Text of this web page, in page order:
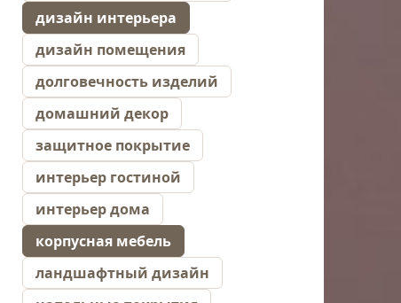
дизайн интерьера
дизайн помещения
долговечность изделий
домашний декор
защитное покрытие
интерьер гостиной
интерьер дома
корпусная мебель
ландшафтный дизайн